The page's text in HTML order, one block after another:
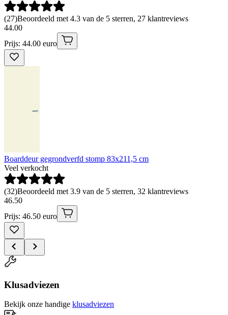
(27)Beoordeeld met 4.3 van de 5 sterren, 27 klantreviews
44.00
Prijs: 44.00 euro
Boarddeur gegrondverfd stomp 83x211,5 cm
Veel verkocht
(32)Beoordeeld met 3.9 van de 5 sterren, 32 klantreviews
46.50
Prijs: 46.50 euro
Klusadviezen
Bekijk onze handige klusadviezen